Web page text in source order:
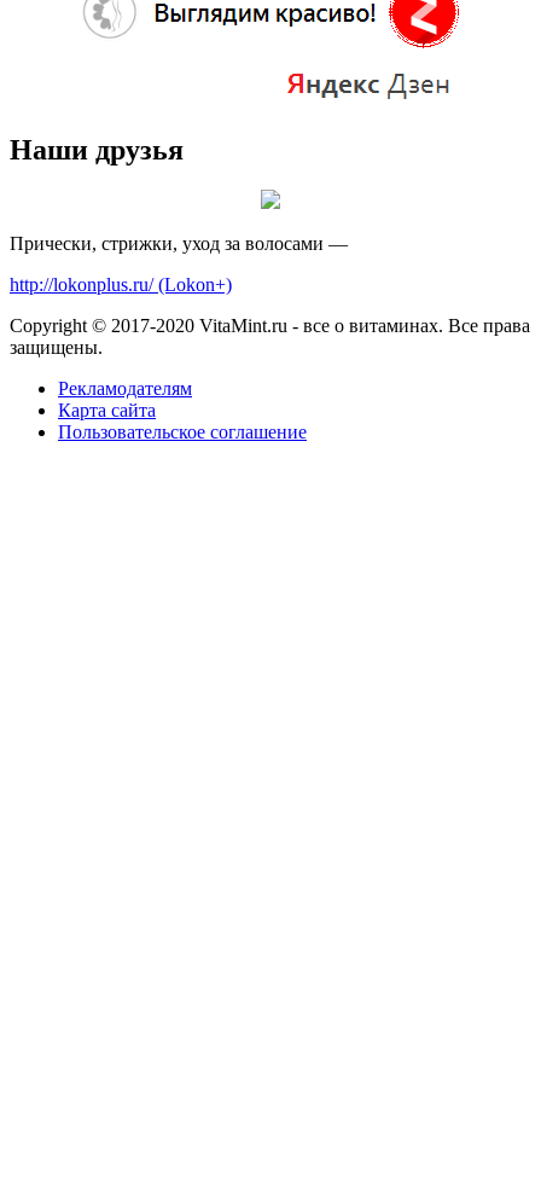
Наши друзья
Прически, стрижки, уход за волосами —
http://lokonplus.ru/ (Lokon+)
Copyright © 2017-2020 VitaMint.ru - все о витаминах. Все права
защищены.
Рекламодателям
Карта сайта
Пользовательское соглашение